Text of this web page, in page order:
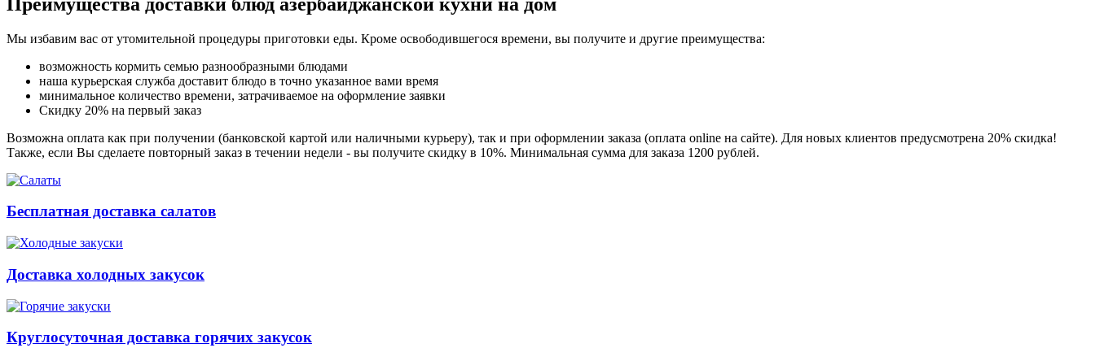
Мы избавим вас от утомительной процедуры приготовки еды. Кроме освободившегося времени, вы получите и другие преимущества:
возможность кормить семью разнообразными блюдами
наша курьерская служба доставит блюдо в точно указанное вами время
минимальное количество времени, затрачиваемое на оформление заявки
Скидку 20% на первый заказ
Возможна оплата как при получении (банковской картой или наличными курьеру), так и при оформлении заказа (оплата online на сайте). Для новых клиентов предусмотрена 20% скидка!
Также, если Вы сделаете повторный заказ в течении недели - вы получите скидку в 10%. Минимальная сумма для заказа 1200 рублей.
Бесплатная доставка салатов
Доставка холодных закусок
Круглосуточная доставка горячих закусок